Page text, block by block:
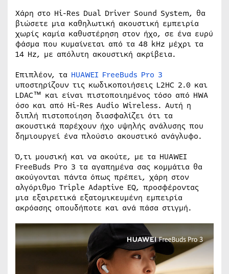
Χάρη στο Hi-Res Dual Driver Sound System, θα
βιώσετε μια καθηλωτική ακουστική εμπειρία
χωρίς καμία καθυστέρηση στον ήχο, σε ένα ευρύ
φάσμα που κυμαίνεται από τα 48 kHz μέχρι τα
14 Hz, με απόλυτη ακουστική ακρίβεια.
Επιπλέον, τα HUAWEI FreeBuds Pro 3
υποστηρίζουν τις κωδικοποιήσεις L2HC 2.0 και
LDAC™ και είναι πιστοποιημένος τόσο από HWA
όσο και από Hi-Res Audio Wireless. Αυτή η
διπλή πιστοποίηση διασφαλίζει ότι τα
ακουστικά παρέχουν ήχο υψηλής ανάλυσης που
δημιουργεί ένα πλούσιο ακουστικό ανάγλυφο.
Ό,τι μουσική και να ακούτε, με τα HUAWEI
FreeBuds Pro 3 τα αγαπημένα σας κομμάτια θα
ακούγονται πάντα όπως πρέπει, χάρη στον
αλγόριθμο Triple Adaptive EQ, προσφέροντας
μια εξαιρετικά εξατομικευμένη εμπειρία
ακρόασης οπουδήποτε και ανά πάσα στιγμή.